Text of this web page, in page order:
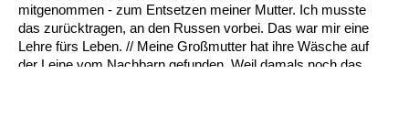
mitgenommen - zum Entsetzen meiner Mutter. Ich musste
das zurücktragen, an den Russen vorbei. Das war mir eine
Lehre fürs Leben. // Meine Großmutter hat ihre Wäsche auf
der Leine vom Nachbarn gefunden. Weil damals noch das